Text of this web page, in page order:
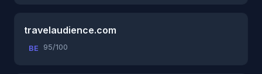
travelaudience.com
BE 95/100